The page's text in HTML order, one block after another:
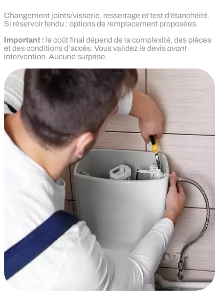
Changement joints/visserie, resserrage et test d’étanchéité.
Si réservoir fendu : options de remplacement proposées.
Important : le coût final dépend de la complexité, des pièces
et des conditions d’accès. Vous validez le devisavant
intervention. Aucune surprise.